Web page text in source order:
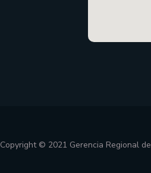
Copyright © 2021 Gerencia Regional